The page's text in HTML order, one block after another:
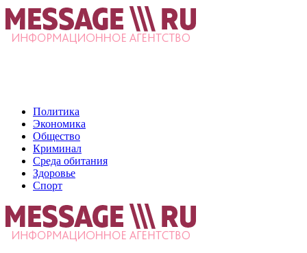
Политика
Экономика
Общество
Криминал
Среда обитания
Здоровье
Спорт